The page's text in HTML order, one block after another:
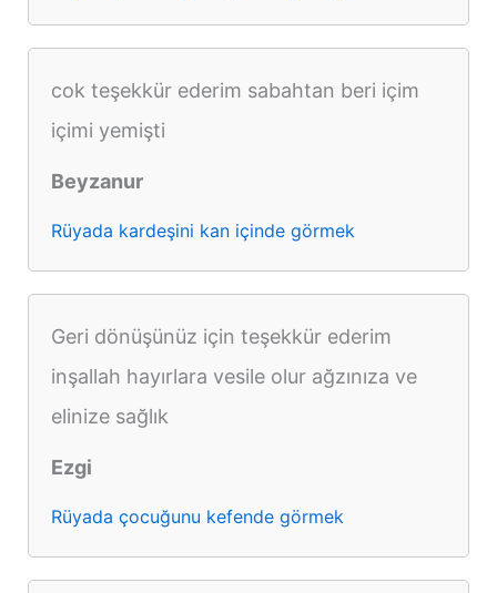
cok teşekkür ederim sabahtan beri içim
içimi yemişti
Beyzanur
Rüyada kardeşini kan içinde görmek
Geri dönüşünüz için teşekkür ederim
inşallah hayırlara vesile olur ağzınıza ve
elinize sağlık
Ezgi
Rüyada çocuğunu kefende görmek